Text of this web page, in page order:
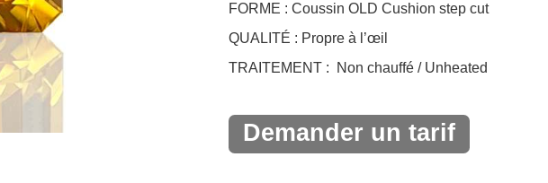
FORME : Coussin OLD Cushion step cut
QUALITÉ : Propre à l’œil
TRAITEMENT : Non chauffé / Unheated
Demander un tarif